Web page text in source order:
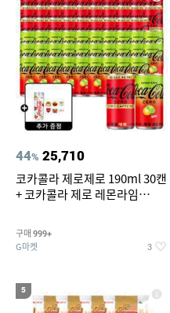
44% 25,710
코카콜라 제로제로 190ml 30캔
+ 코카콜라 제로 레몬라임
티커 세트
구매 999+
G마켓 3
5